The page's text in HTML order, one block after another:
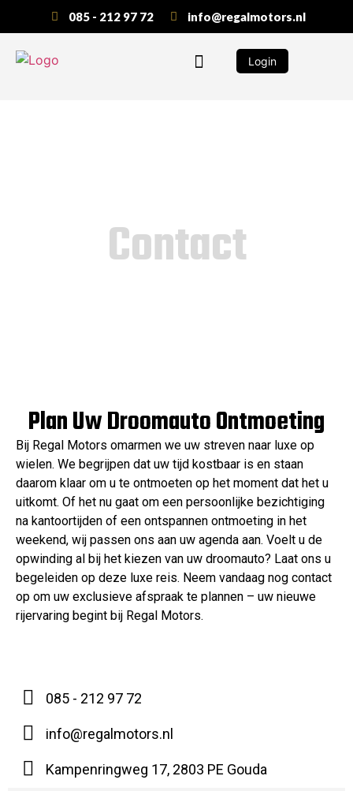
085 - 212 97 72 info@regalmotors.nl
Login
Contact
Plan Uw Droomauto Ontmoeting
Bij Regal Motors omarmen we uw streven naar luxe op
wielen. We begrijpen dat uw tijd kostbaar is en staan
daarom klaar om u te ontmoeten op het moment dat het u
uitkomt. Of het nu gaat om een persoonlijke bezichtiging
na kantoortijden of een ontspannen ontmoeting in het
weekend, wij passen ons aan uw agenda aan. Voelt u de
opwinding al bij het kiezen van uw droomauto? Laat ons u
begeleiden op deze luxe reis. Neem vandaag nog contact
op om uw exclusieve afspraak te plannen – uw nieuwe
rijervaring begint bij Regal Motors.
085 - 212 97 72
info@regalmotors.nl
Kampenringweg 17, 2803 PE Gouda